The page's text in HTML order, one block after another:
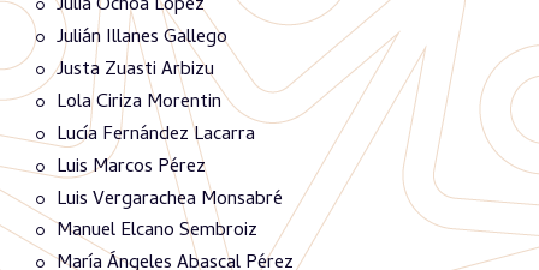
Julia Ochoa López
Julián Illanes Gallego
Justa Zuasti Arbizu
Lola Ciriza Morentin
Lucía Fernández Lacarra
Luis Marcos Pérez
Luis Vergarachea Monsabré
Manuel Elcano Sembroiz